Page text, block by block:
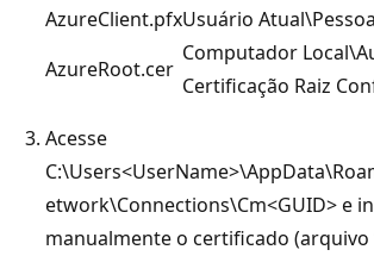
AzureClient.pfxUsuário
AzureRoot.cer
Computador
Certificação Raiz
Acesse
etwork\Connections\Cm<GUID> e
manualmente o certificado (arquivo